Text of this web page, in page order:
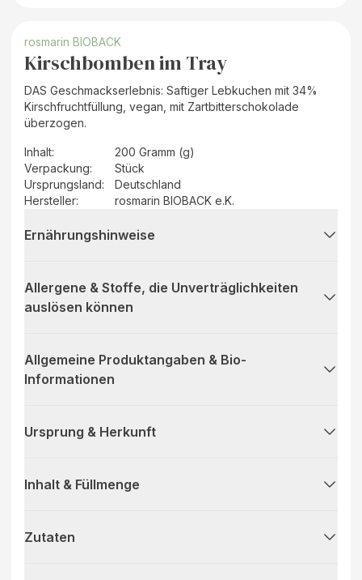
rosmarin BIOBACK
Kirschbomben im Tray
DAS Geschmackserlebnis: Saftiger Lebkuchen mit 34%
Kirschfruchtfüllung, vegan, mit Zartbitterschokolade
überzogen.
Inhalt:
200 Gramm (g)
Verpackung:
Stück
Ursprungsland:
Deutschland
Hersteller: rosmarin BIOBACK e.K.
Ernährungshinweise
Allergene & Stoffe, die Unverträglichkeiten
auslösen können
Allgemeine Produktangaben & Bio-
Informationen
Ursprung & Herkunft
Inhalt & Füllmenge
Zutaten